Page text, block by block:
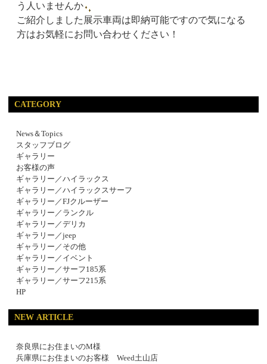
う人いませんか
ご紹介しました展示車両は即納可能ですので気になる
方はお気軽にお問い合わせください！
CATEGORY
News＆Topics
スタッフブログ
ギャラリー
お客様の声
ギャラリー／ハイラックス
ギャラリー／ハイラックスサーフ
ギャラリー／FJクルーザー
ギャラリー／ランクル
ギャラリー／デリカ
ギャラリー／jeep
ギャラリー／その他
ギャラリー／イベント
ギャラリー／サーフ185系
ギャラリー／サーフ215系
HP
NEW ARTICLE
奈良県にお住まいのM様
兵庫県にお住まいのお客様 Weed土山店